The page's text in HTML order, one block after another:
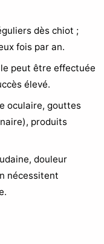
dès chiot ;
fois par an.
peut être effectuée
élevé.
oculaire, gouttes
produits
douleur
nécessitent